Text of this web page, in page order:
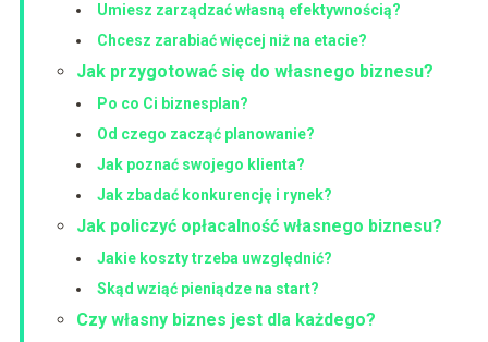
Umiesz zarządzać własną efektywnością?
Chcesz zarabiać więcej niż na etacie?
Jak przygotować się do własnego biznesu?
Po co Ci biznesplan?
Od czego zacząć planowanie?
Jak poznać swojego klienta?
Jak zbadać konkurencję i rynek?
Jak policzyć opłacalność własnego biznesu?
Jakie koszty trzeba uwzględnić?
Skąd wziąć pieniądze na start?
Czy własny biznes jest dla każdego?